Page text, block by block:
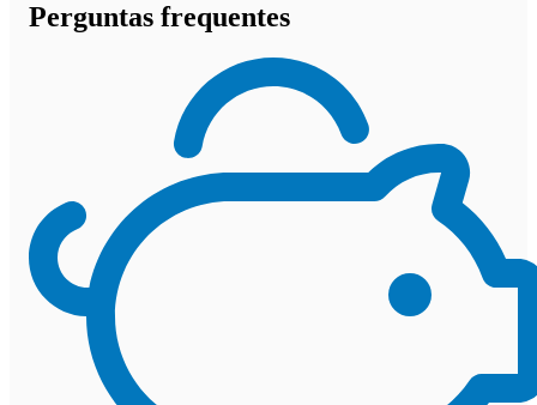
Perguntas frequentes